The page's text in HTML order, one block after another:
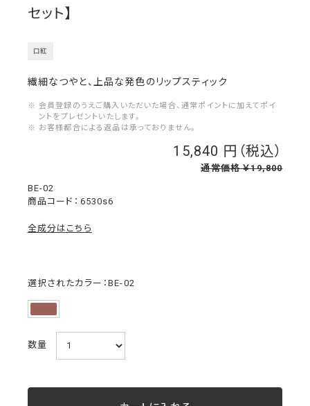
セット】
口紅
15,840
通常価格 ￥19,800
6530s6
BE-02
繊細なつやと、上品な発色のリップスティック
※ 会員登録のうえご購入いただいた場合、通常ポイントに加えてポイ
ントをプレゼントいたします。
※ お客様都合による返品は承っておりません。
全成分はこちら
選択されたカラー：BE-02
数量